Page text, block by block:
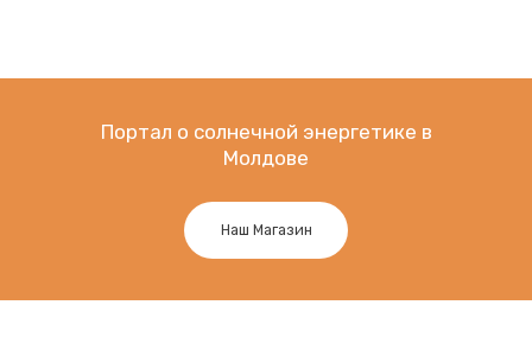
Портал о солнечной энергетике в
Молдове
Наш Магазин